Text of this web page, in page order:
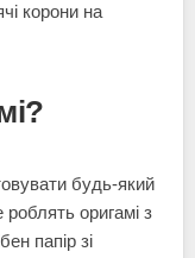
корони на
будь-який
оригамі з
папір зі